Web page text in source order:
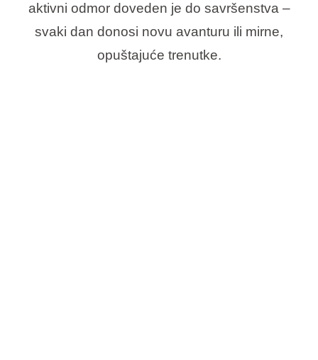
aktivni odmor doveden je do savršenstva –
svaki dan donosi novu avanturu ili mirne,
opuštajuće trenutke.